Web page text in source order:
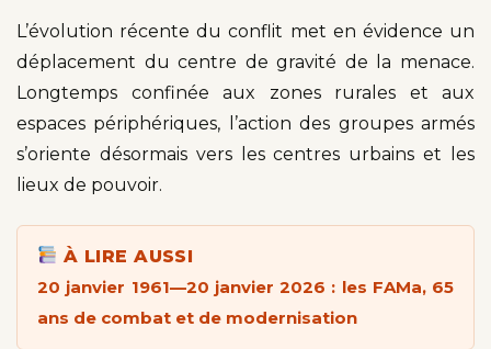
L’évolution récente du conflit met en évidence un
déplacement du centre de gravité de la menace.
Longtemps confinée aux zones rurales et aux
espaces périphériques, l’action des groupes armés
s’oriente désormais vers les centres urbains et les
lieux de pouvoir.
À LIRE AUSSI
20 janvier 1961—20 janvier 2026 : les FAMa, 65
ans de combat et de modernisation